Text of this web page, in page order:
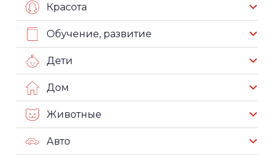
Красота
Обучение, развитие
Дети
Дом
Животные
Авто